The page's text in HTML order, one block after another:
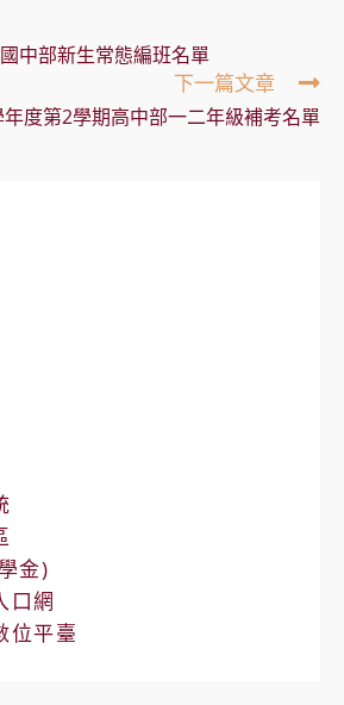
中部新生常態編班名單
下一篇文章
年度第2學期高中部一二年級補考名單
金)
口網
位平臺